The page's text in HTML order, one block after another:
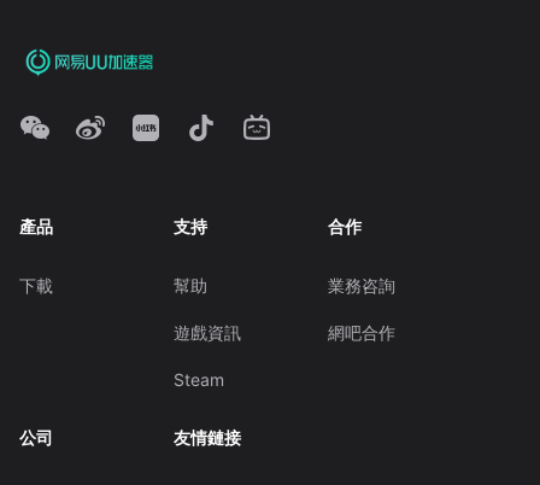
產品
下載
支持
幫助
遊戲資訊
Steam
合作
業務咨詢
網吧合作
公司 友情鏈接